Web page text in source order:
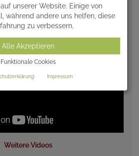
Weitere Videos
unserer Website. Einige von
während andere uns helfen, diese
zu verbessern.
Alle Akzeptieren
Funktionale Cookies
Impressum